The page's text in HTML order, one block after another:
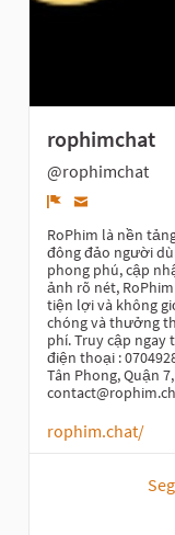
rophimchat
@rophimchat
Denunciar
RoPhim là nền
đông đảo người
phong phú, cập
ảnh rõ nét,
tiện lợi và không
chóng và thưởng
phí. Truy cập ngay
điện thoại :
Tân Phong, Quận
rophim.chat/